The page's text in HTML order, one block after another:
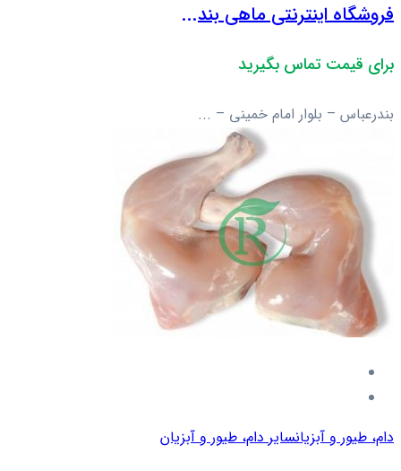
فروشگاه اینترنتی ماهی بند...
برای قیمت تماس بگیرید
بندرعباس – بلوار امام خمینی – ...
دام، طیور و آبزیانسایر دام، طیور و آبزیان